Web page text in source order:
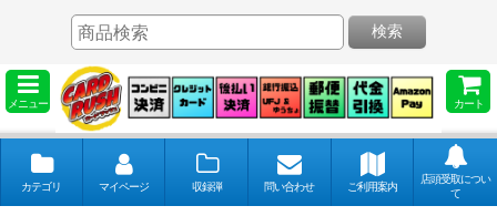
メニュー カート
検索
カテゴリ マイページ 収録弾 問い合わせ ご利用案内
店頭受取につい
て